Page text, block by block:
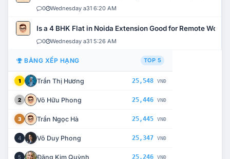
0 Wednesday a31 6:20 AM
Is a 4 BHK Flat in Noida Extension Good for Remote Work?
0 Wednesday a31 5:26 AM
BẢNG XẾP HẠNG TOP 5
1 Trần Thị Hương 25,548 VNĐ
2 Võ Hữu Phong 25,446 VNĐ
3 Trần Ngọc Hà 25,445 VNĐ
4 Võ Duy Phong 25,347 VNĐ
5 Đặng Kim Quỳnh 25,246 VNĐ